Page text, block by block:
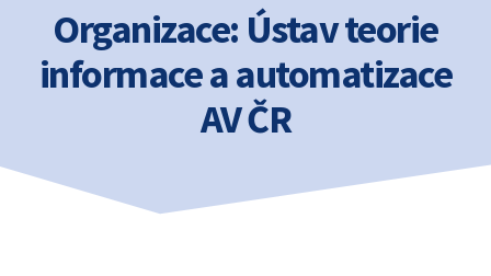
Organizace: Ústav teorie
informace a automatizace
AV ČR